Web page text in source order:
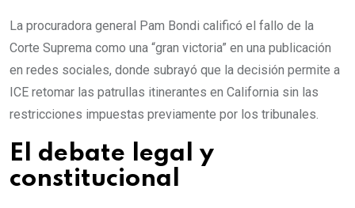
La procuradora general Pam Bondi calificó el fallo de la
Corte Suprema como una “gran victoria” en una publicación
en redes sociales, donde subrayó que la decisión permite a
ICE retomar las patrullas itinerantes en California sin las
restricciones impuestas previamente por los tribunales.
El debate legal y
constitucional